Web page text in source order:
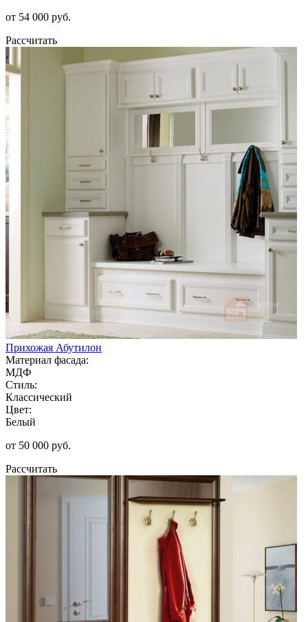
от 54 000 руб.
Рассчитать
Прихожая Абутилон
Материал фасада:
МДФ
Стиль:
Классический
Цвет:
Белый
от 50 000 руб.
Рассчитать